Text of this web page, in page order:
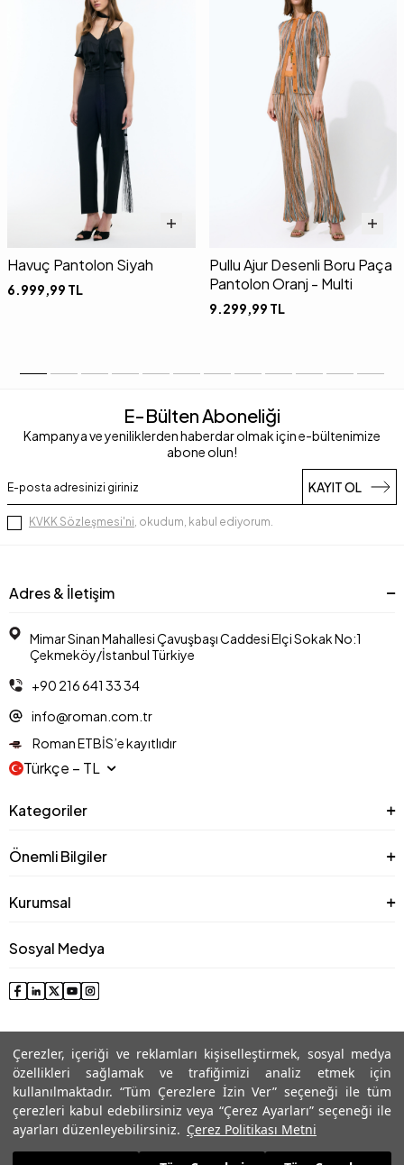
Çerezler, içeriği ve reklamları kişiselleştirmek, sosyal medya
özellikleri sağlamak ve trafiğimizi analiz etmek için
kullanılmaktadır. “Tüm Çerezlere İzin Ver” seçeneği ile tüm
çerezleri kabul edebilirsiniz veya “Çerez Ayarları” seçeneği ile
ayarları düzenleyebilirsiniz. Çerez Politikası Metni
Havuç Pantolon Siyah
6.999,99 TL
Pullu Ajur Desenli Boru Paça
Pantolon Oranj - Multi
9.299,99 TL
E-Bülten Aboneliği
Kampanya ve yeniliklerden haberdar olmak için e-bültenimize
abone olun!
KAYIT OL
KVKK Sözleşmesi'ni, okudum, kabul ediyorum.
Adres & İletişim
Mimar Sinan Mahallesi Çavuşbaşı Caddesi Elçi Sokak No:1
Çekmeköy/İstanbul Türkiye
+90 216 641 33 34
info@roman.com.tr
Roman ETBİS’e kayıtlıdır
Türkçe − TL
Kategoriler
Önemli Bilgiler
Kurumsal
Sosyal Medya
© 2025 Roman® Tüm Hakları Saklıdır, İzinsiz kullanılamaz